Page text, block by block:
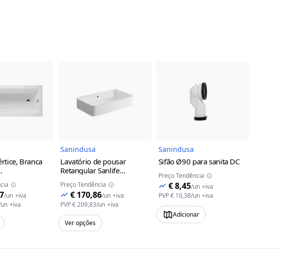
Imagem do Produto
Branca
/un +iva
un +iva
Sanindusa
Lavatório de pousar
Retangular Sanlife
Sanindusa
60x35
Preço Tendência
€ 170,86/un +iva
PVP€ 209,83/un +iva
Ver opções
Imagem do Produto
Sanindusa
Sifão Ø90 para sanita DC
Preço Tendência
€ 8,45/un +iva
PVP€ 10,38/un +iva
Adicionar